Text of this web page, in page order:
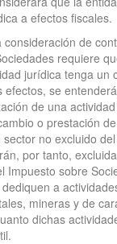
a efectos fiscales.
consideración de
requiere
jurídica tenga un
efectos, se
de una
o prestación
no excluido
por tanto,
Impuesto sobre
a
mineras y de
dichas